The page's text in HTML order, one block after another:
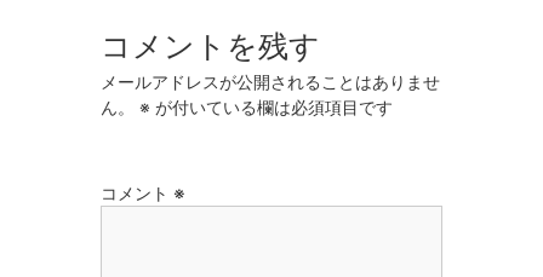
コメントを残す
メールアドレスが公開されることはありませ
ん。
※ が付いている欄は必須項目です
コメント ※